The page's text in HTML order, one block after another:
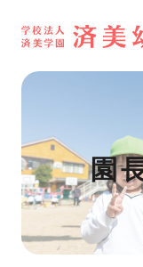
園